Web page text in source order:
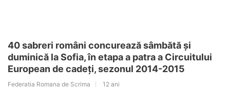
40 sabreri români concurează sâmbătă și
duminică la Sofia, în etapa a patra a Circuitului
European de cadeți, sezonul 2014-2015
Federatia Romana de Scrima 12 ani